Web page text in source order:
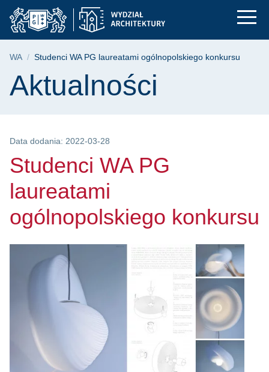
Przejdź
do
menu
Przejdź
do
wyszukiwarki
Przejdź
do
treści
Studenci WA PG
Ścieżka nawigacyjna
WA Studenci WA PG laureatami ogólnopolskiego konkursu
Treść strony
Aktualności
Data dodania: 2022-03-28
Studenci WA PG
laureatami
ogólnopolskiego konkursu